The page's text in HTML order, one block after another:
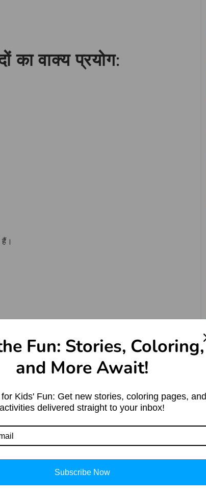
का वाक्य प्रयोग:
पर्यायवाची शब्द) और उसका उपयोग अच्छे से समझ में
में पूछ सकते हैं, और ऐसे ही और ज्ञानवर्धक जानकारी के
तो यह ज्ञान आप अपने दोस्तों और परिवार के साथ
Fun: Stories, Coloring,
and More Await!
Kids' Fun: Get new stories, coloring pages, and
activities delivered straight to your inbox!
Subscribe Now